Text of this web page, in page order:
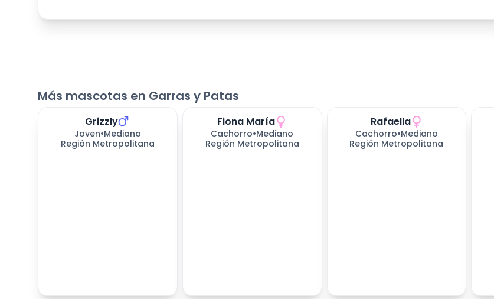
Más mascotas en Garras y Patas
Grizzly
Joven•Mediano
Región Metropolitana
Fiona María
Cachorro•Mediano
Región Metropolitana
Rafaella
Cachorro•Mediano
Región Metropolitana